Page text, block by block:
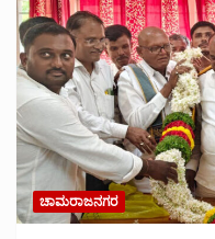
ಚಾಮರಾಜನಗರ